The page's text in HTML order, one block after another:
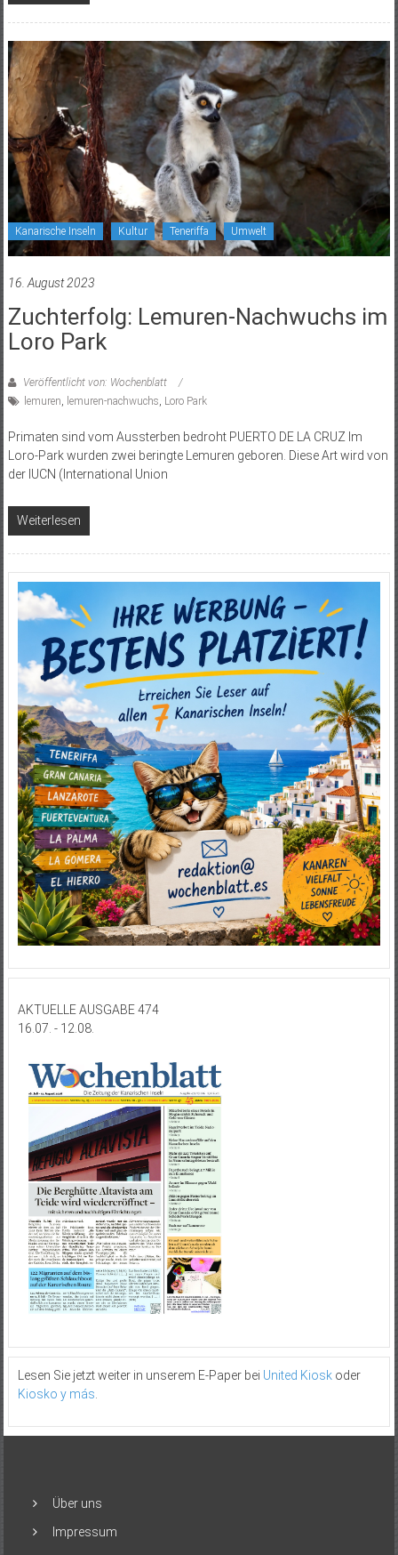
Kanarische Inseln Kultur Teneriffa Umwelt
16. August 2023
Zuchterfolg: Lemuren-Nachwuchs im
Loro Park
Veröffentlicht von: Wochenblatt
lemuren, lemuren-nachwuchs, Loro Park
Primaten sind vom Aussterben bedroht PUERTO DE LA CRUZ Im
Loro-Park wurden zwei beringte Lemuren geboren. Diese Art wird von
der IUCN (International Union
Weiterlesen
AKTUELLE AUSGABE 474
16.07. - 12.08.
Lesen Sie jetzt weiter in unserem E-Paper bei United Kioskoder
Kiosko y más
Über uns
Impressum